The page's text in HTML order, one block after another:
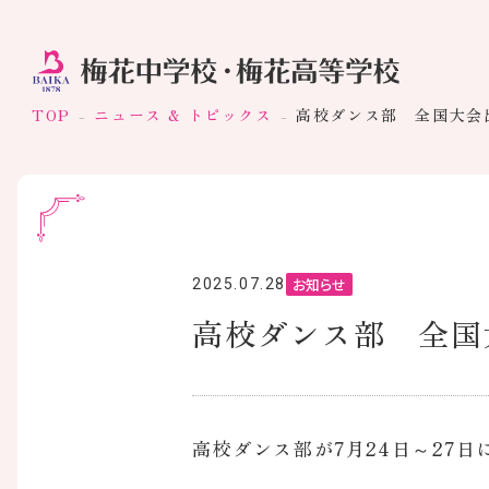
TOP ニュース & トピックス 高校ダンス部 全国大会
2025.07.28 お知らせ
高校ダンス部 全国
高校ダンス部が7月24日～27日